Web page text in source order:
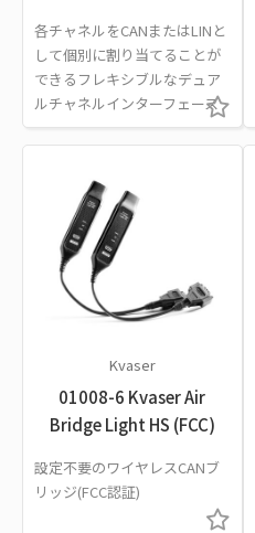
各チャネルをCANまたはLINと
して個別に割り当てることが
できるフレキシブルなデュア
ルチャネルインターフェース
Kvaser
01008-6 Kvaser Air
Bridge Light HS (FCC)
設定不要のワイヤレスCANブ
リッジ(FCC認証)